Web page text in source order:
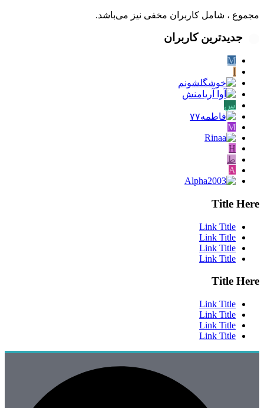
مجموع ، شامل کاربران مخفی نیز می‌باشد.
جدیدترین کاربران
M
س
M
H
ط
A
Title Here
Link Title
Link Title
Link Title
Link Title
Title Here
Link Title
Link Title
Link Title
Link Title